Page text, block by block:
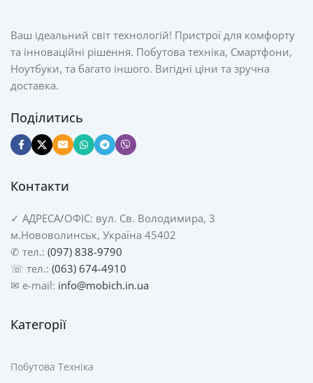
Ваш ідеальний світ технологій! Пристрої для комфорту
та інноваційні рішення. Побутова техніка, Смартфони,
Ноутбуки, та багато іншого. Вигідні ціни та зручна
доставка.
Поділитись
Контакти
✓ АДРЕСА/ОФІС: вул. Св. Володимира, 3
м.Нововолинськ, Україна 45402
✆ тел.: (097) 838-9790
☏ тел.: (063) 674-4910
✉ e-mail: info@mobich.in.ua
Категорії
Побутова Техніка